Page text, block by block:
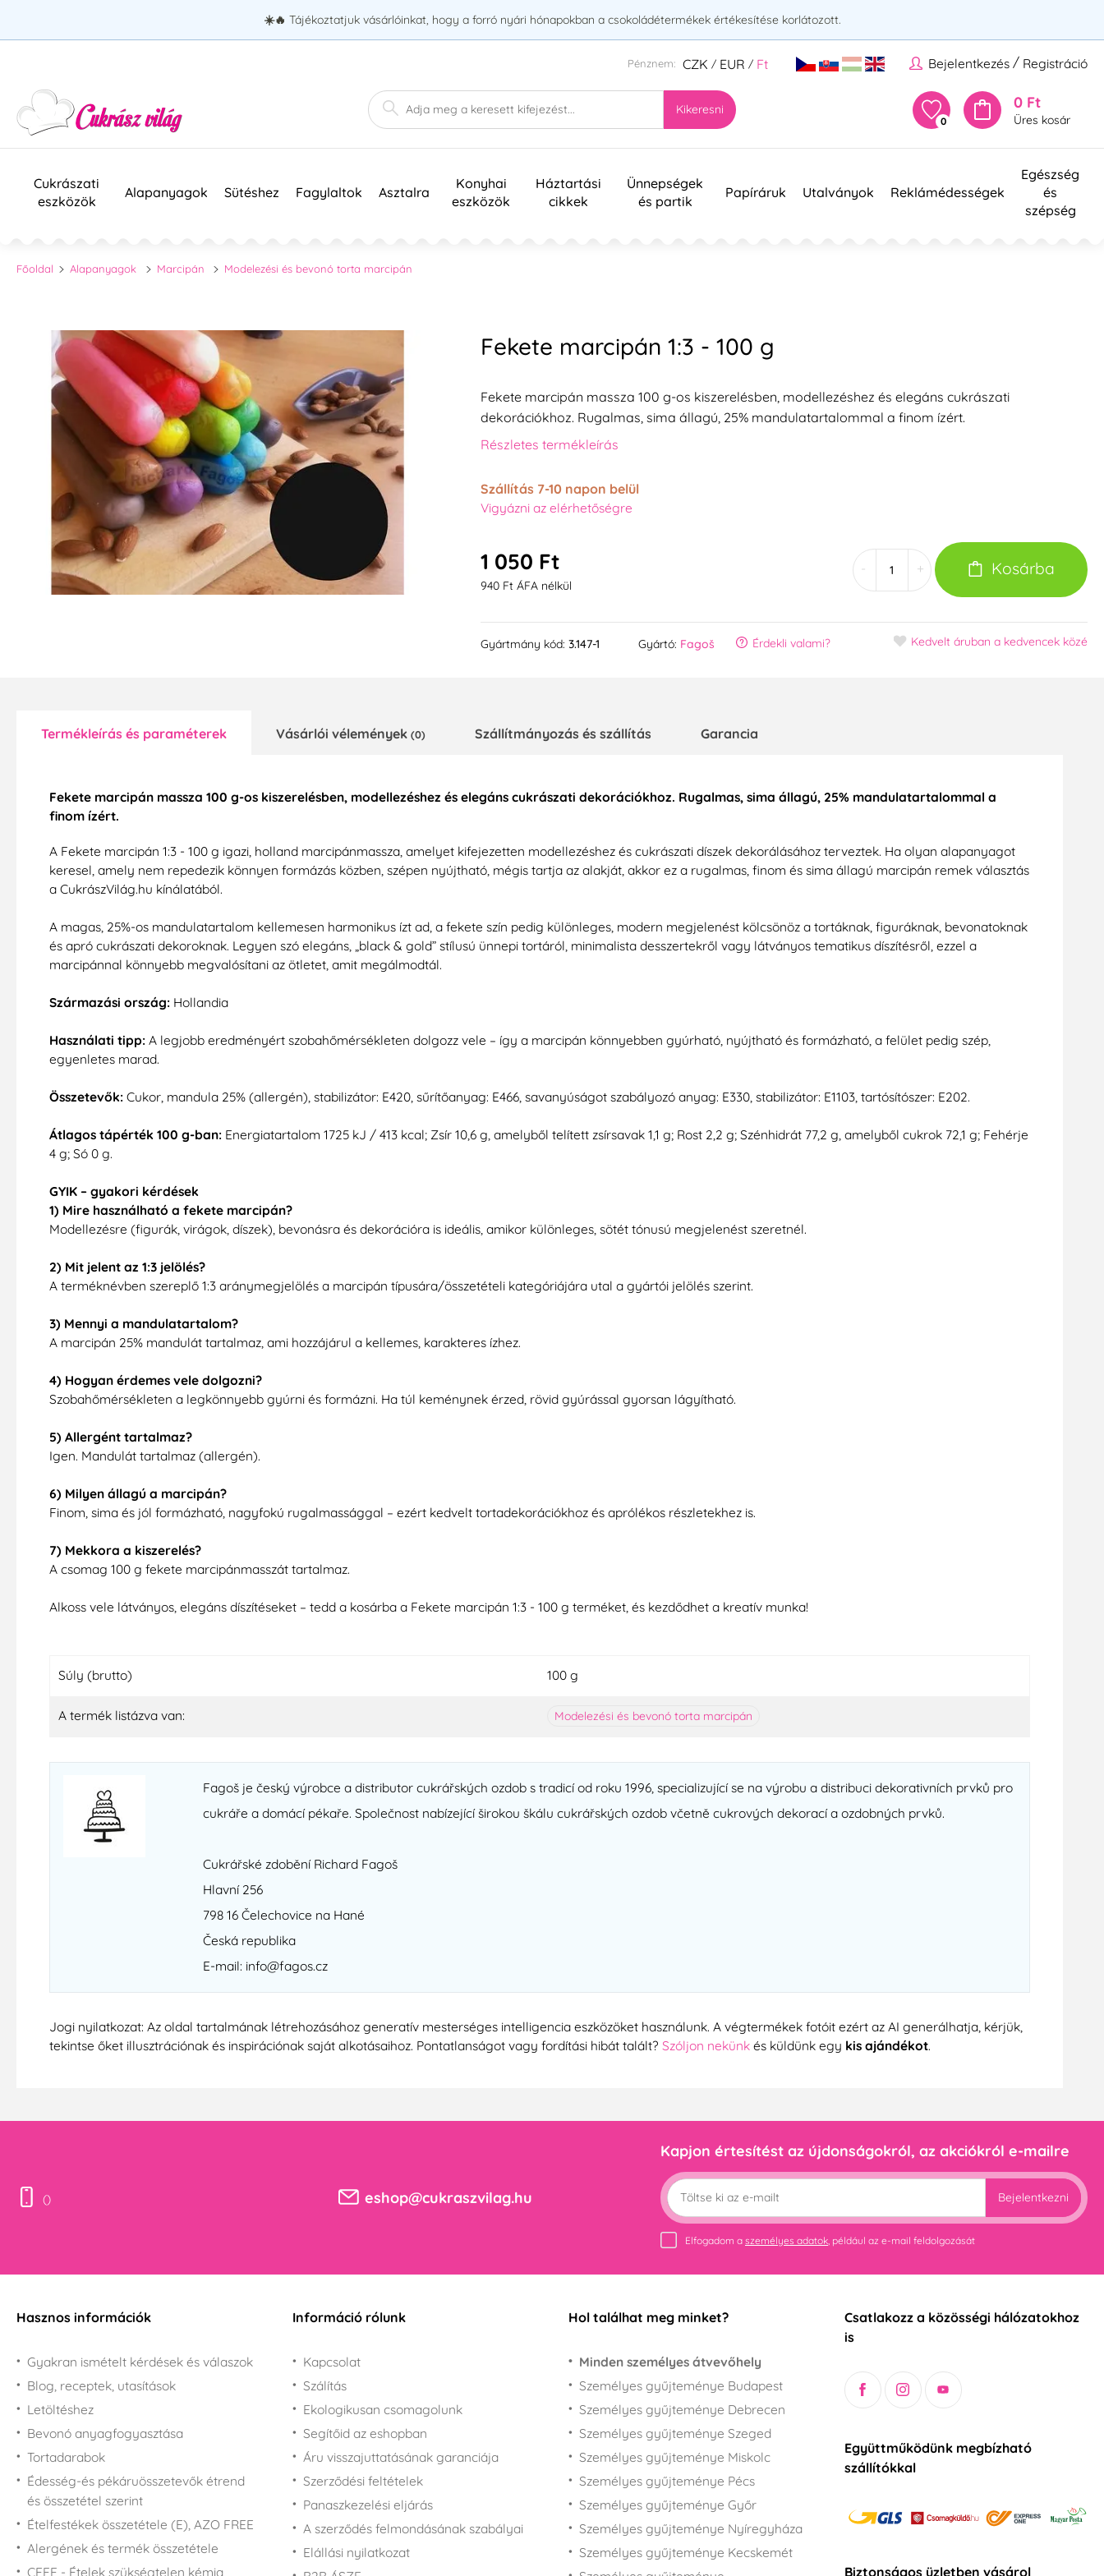
☀️🔥 Tájékoztatjuk vásárlóinkat, hogy a forró nyári hónapokban a csokoládétermékek értékesítése korlátozott.
Bejelentkezés / Registráció
Pénznem: CZK / EUR / Ft
Kikeresni
0
0 Ft
Üres kosár
Cukrászati
eszközök
Alapanyagok Sütéshez Fagylaltok Asztalra
Konyhai
eszközök
Háztartási
cikkek
Ünnepségek
és partik
Papíráruk Utalványok Reklámédességek
Egészség
és
szépség
Főoldal Alapanyagok Marcipán Modelezési és bevonó torta marcipán
Fekete marcipán 1:3 - 100 g
Fekete marcipán massza 100 g-os kiszerelésben, modellezéshez és elegáns cukrászati
dekorációkhoz. Rugalmas, sima állagú, 25% mandulatartalommal a finom ízért.
Részletes termékleírás
Szállítás 7-10 napon belül
Vigyázni az elérhetőségre
1 050 Ft
940 Ft ÁFA nélkül
+ Kosárba
Gyártmány kód: 3.147-1 Gyártó: Fagoš Érdekli valami? Kedvelt áruban a kedvencek közé
Termékleírás és paraméterek Vásárlói vélemények (0) Szállítmányozás és szállítás Garancia
Fekete marcipán massza 100 g-os kiszerelésben, modellezéshez és elegáns cukrászati dekorációkhoz. Rugalmas, sima állagú, 25% mandulatartalommal a
finom ízért.
A Fekete marcipán 1:3 - 100 g igazi, holland marcipánmassza, amelyet kifejezetten modellezéshez és cukrászati díszek dekorálásához terveztek. Ha olyan alapanyagot
keresel, amely nem repedezik könnyen formázás közben, szépen nyújtható, mégis tartja az alakját, akkor ez a rugalmas, finom és sima állagú marcipán remek választás
a CukrászVilág.hu kínálatából.
A magas, 25%-os mandulatartalom kellemesen harmonikus ízt ad, a fekete szín pedig különleges, modern megjelenést kölcsönöz a tortáknak, figuráknak, bevonatoknak
és apró cukrászati dekoroknak. Legyen szó elegáns, „black & gold” stílusú ünnepi tortáról, minimalista desszertekről vagy látványos tematikus díszítésről, ezzel a
marcipánnal könnyebb megvalósítani az ötletet, amit megálmodtál.
Származási ország: Hollandia
Használati tipp: A legjobb eredményért szobahőmérsékleten dolgozz vele – így a marcipán könnyebben gyúrható, nyújtható és formázható, a felület pedig szép,
egyenletes marad.
Összetevők: Cukor, mandula 25% (allergén), stabilizátor: E420, sűrítőanyag: E466, savanyúságot szabályozó anyag: E330, stabilizátor: E1103, tartósítószer: E202.
Átlagos tápérték 100 g-ban: Energiatartalom 1725 kJ / 413 kcal; Zsír 10,6 g, amelyből telített zsírsavak 1,1 g; Rost 2,2 g; Szénhidrát 77,2 g, amelyből cukrok 72,1 g; Fehérje
4 g; Só 0 g.
GYIK – gyakori kérdések
1) Mire használható a fekete marcipán?
Modellezésre (figurák, virágok, díszek), bevonásra és dekorációra is ideális, amikor különleges, sötét tónusú megjelenést szeretnél.
2) Mit jelent az 1:3 jelölés?
A terméknévben szereplő 1:3 aránymegjelölés a marcipán típusára/összetételi kategóriájára utal a gyártói jelölés szerint.
3) Mennyi a mandulatartalom?
A marcipán 25% mandulát tartalmaz, ami hozzájárul a kellemes, karakteres ízhez.
4) Hogyan érdemes vele dolgozni?
Szobahőmérsékleten a legkönnyebb gyúrni és formázni. Ha túl keménynek érzed, rövid gyúrással gyorsan lágyítható.
5) Allergént tartalmaz?
Igen. Mandulát tartalmaz (allergén).
6) Milyen állagú a marcipán?
Finom, sima és jól formázható, nagyfokú rugalmassággal – ezért kedvelt tortadekorációkhoz és aprólékos részletekhez is.
7) Mekkora a kiszerelés?
A csomag 100 g fekete marcipánmasszát tartalmaz.
Alkoss vele látványos, elegáns díszítéseket – tedd a kosárba a Fekete marcipán 1:3 - 100 g terméket, és kezdődhet a kreatív munka!
Súly (brutto) 100 g
A termék listázva van: Modelezési és bevonó torta marcipán
Fagoš je český výrobce a distributor cukrářských ozdob s tradicí od roku 1996, specializující se na výrobu a distribuci dekorativních prvků pro
cukráře a domácí pékaře. Společnost nabízející širokou škálu cukrářských ozdob včetně cukrových dekorací a ozdobných prvků.
Cukrářské zdobění Richard Fagoš
Hlavní 256
798 16 Čelechovice na Hané
Česká republika
E-mail: info@fagos.cz
Jogi nyilatkozat: Az oldal tartalmának létrehozásához generatív mesterséges intelligencia eszközöket használunk. A végtermékek fotóit ezért az AI generálhatja, kérjük,
tekintse őket illusztrációnak és inspirációnak saját alkotásaihoz. Pontatlanságot vagy fordítási hibát talált? Szóljon nekünk és küldünk egy kis ajándékot.
() eshop@cukraszvilag.hu
Kapjon értesítést az újdonságokról, az akciókról e-mailre
Bejelentkezni
Elfogadom a személyes adatok, például az e-mail feldolgozását
Hasznos információk
Gyakran ismételt kérdések és válaszok
Blog, receptek, utasítások
Letöltéshez
Bevonó anyagfogyasztása
Tortadarabok
Édesség-és pékáruösszetevők étrend
és összetétel szerint
Ételfestékek összetétele (E), AZO FREE
Alergének és termék összetétele
CEFF - Ételek szükségtelen kémia
Információ rólunk
Kapcsolat
Szálítás
Ekologikusan csomagolunk
Segítőid az eshopban
Áru visszajuttatásának garanciája
Szerződési feltételek
Panaszkezelési eljárás
A szerződés felmondásának szabályai
Elállási nyilatkozat
Hol találhat meg minket?
Minden személyes átvevőhely
Személyes gyűjteménye Budapest
Személyes gyűjteménye Debrecen
Személyes gyűjteménye Szeged
Személyes gyűjteménye Miskolc
Személyes gyűjteménye Pécs
Személyes gyűjteménye Győr
Személyes gyűjteménye Nyíregyháza
Személyes gyűjteménye Kecskemét
Csatlakozz a közösségi hálózatokhoz
is
Együttműködünk megbízható
szállítókkal
Biztonságos üzletben vásárol